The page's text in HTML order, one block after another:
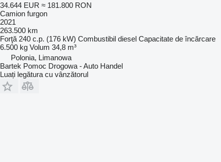
34.644 EUR ≈ 181.800 RON
Camion furgon
2021
263.500 km
Forţă 240 c.p. (176 kW) Combustibil diesel Capacitate de încărcare
6.500 kg Volum 34,8 m³
Polonia, Limanowa
Bartek Pomoc Drogowa - Auto Handel
Luați legătura cu vânzătorul